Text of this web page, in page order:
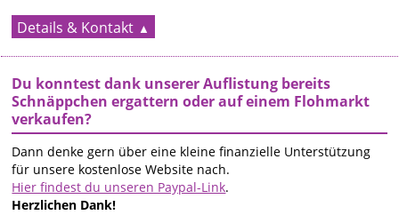
Details & Kontakt
Du konntest dank unserer Auflistung bereits
Schnäppchen ergattern oder auf einem Flohmarkt
verkaufen?
Dann denke gern über eine kleine finanzielle Unterstützung
für unsere kostenlose Website nach.
Hier findest du unseren Paypal-Link.
Herzlichen Dank!